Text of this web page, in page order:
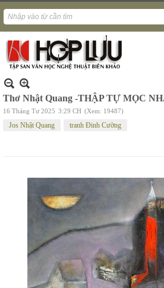
Thơ Nhật Quang -THẬP TỰ MỌC
16 Tháng Tư 2025 3:29 CH (Xem: 19487)
Jos Nhật Quang tranh Đinh Cường